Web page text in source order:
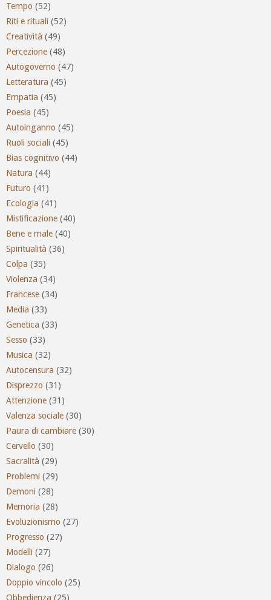
Tempo (52)
Riti e rituali (52)
Creatività (49)
Percezione (48)
Autogoverno (47)
Letteratura (45)
Empatia (45)
Poesia (45)
Autoinganno (45)
Ruoli sociali (45)
Bias cognitivo (44)
Natura (44)
Futuro (41)
Ecologia (41)
Mistificazione (40)
Bene e male (40)
Spiritualità (36)
Colpa (35)
Violenza (34)
Francese (34)
Media (33)
Genetica (33)
Sesso (33)
Musica (32)
Autocensura (32)
Disprezzo (31)
Attenzione (31)
Valenza sociale (30)
Paura di cambiare (30)
Cervello (30)
Sacralità (29)
Problemi (29)
Demoni (28)
Memoria (28)
Evoluzionismo (27)
Progresso (27)
Modelli (27)
Dialogo (26)
Doppio vincolo (25)
Obbedienza (25)